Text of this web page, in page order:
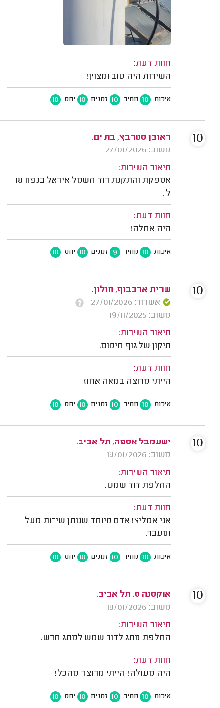
חוות דעת:
השירות היה טוב ומצוין!
איכות 10 מחיר 10 זמנים 10 יחס 10
ראובן סטרבץ, בת ים.
משוב: 27/01/2026
תיאור השירות:
אספקת והתקנת דוד חשמל אידאל בנפח 18
ל'.
חוות דעת:
היה אחלה!
איכות 10 מחיר 9 זמנים 10 יחס 10
10
שרית ארבבוף, חולון.
אשרור: 27/01/2026
משוב: 19/11/2025
תיאור השירות:
תיקון של גוף חימום.
חוות דעת:
הייתי מרוצה במאה אחוז!
איכות 10 מחיר 10 זמנים 10 יחס 10
10
ישעמבל אספה, תל אביב.
משוב: 19/01/2026
תיאור השירות:
החלפת דוד שמש.
חוות דעת:
אני אמליץ! אדם מיוחד שנותן שירות מעל
ומעבר.
איכות 10 מחיר 10 זמנים 10 יחס 10
10
אוקסנה ס. תל אביב.
משוב: 18/01/2026
תיאור השירות:
החלפת מתג לדוד שמש למתג חדש.
חוות דעת:
היה מעולה! הייתי מרוצה מהכל!
איכות 10 מחיר 10 זמנים 10 יחס 10
10